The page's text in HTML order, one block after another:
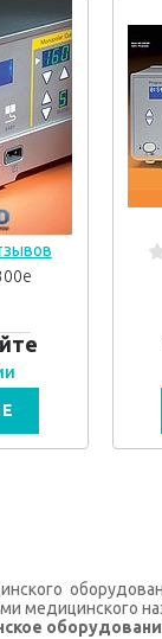
медицинского